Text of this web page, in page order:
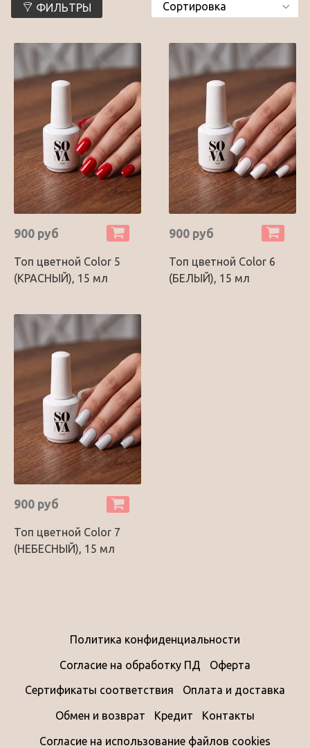
ФИЛЬТРЫ
900 руб
Топ цветной Color 5
(КРАСНЫЙ), 15 мл
900 руб
Топ цветной Color 6
(БЕЛЫЙ), 15 мл
900 руб
Топ цветной Color 7
(НЕБЕСНЫЙ), 15 мл
Политика конфиденциальности
Согласие на обработку ПД Оферта
Сертификаты соответствия Оплата и доставка
Обмен и возврат Кредит Контакты
Согласие на использование файлов cookies